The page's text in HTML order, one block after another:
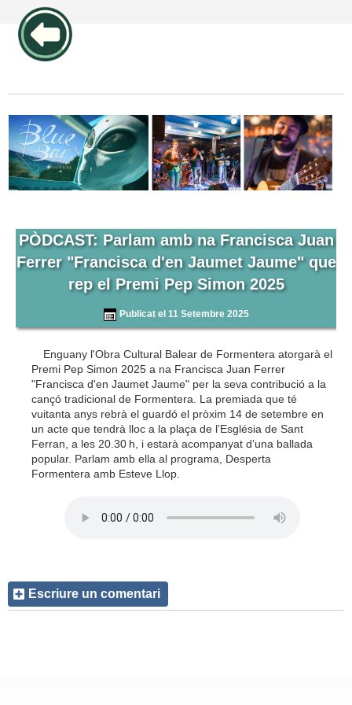
PÒDCAST: Parlam amb na Francisca Juan
Ferrer "Francisca d'en Jaumet Jaume" que
rep el Premi Pep Simon 2025
Publicat el 11 Setembre 2025
Enguany l'Obra Cultural Balear de Formentera atorgarà el
Premi Pep Simon 2025 a na Francisca Juan Ferrer
"Francisca d'en Jaumet Jaume" per la seva contribució a la
cançó tradicional de Formentera. La premiada que té
vuitanta anys rebrà el guardó el pròxim 14 de setembre en
un acte que tendrà lloc a la plaça de l’Església de Sant
Ferran, a les 20.30 h, i estarà acompanyat d’una ballada
popular. Parlam amb ella al programa, Desperta
Formentera amb Esteve Llop.
Escriure un comentari